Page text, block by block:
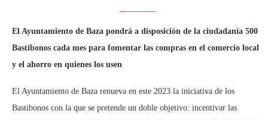
El Ayuntamiento de Baza pondrá a disposición de la ciudadanía 500
Bastibonos cada mes para fomentar las compras en el comercio local
y el ahorro en quienes los usen
El Ayuntamiento de Baza renueva en este 2023 la iniciativa de los
Bastibonos con la que se pretende un doble objetivo: incentivar las